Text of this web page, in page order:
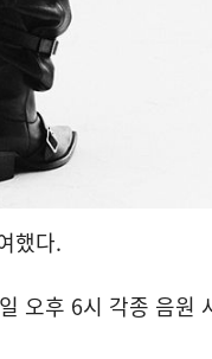
했다.
오후 6시 각종 음원